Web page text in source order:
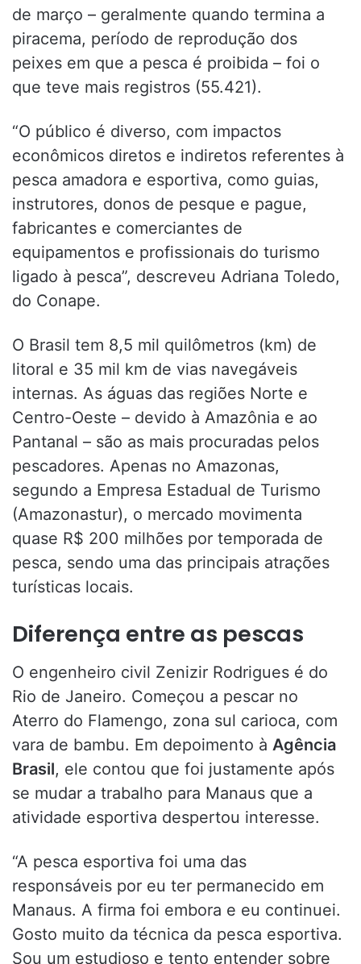
de março – geralmente quando termina a
piracema, período de reprodução dos
peixes em que a pesca é proibida – foi o
que teve mais registros (55.421).
“O público é diverso, com impactos
econômicos diretos e indiretos referentes à
pesca amadora e esportiva, como guias,
instrutores, donos de pesque e pague,
fabricantes e comerciantes de
equipamentos e profissionais do turismo
ligado à pesca”, descreveu Adriana Toledo,
do Conape.
O Brasil tem 8,5 mil quilômetros (km) de
litoral e 35 mil km de vias navegáveis
internas. As águas das regiões Norte e
Centro-Oeste – devido à Amazônia e ao
Pantanal – são as mais procuradas pelos
pescadores. Apenas no Amazonas,
segundo a Empresa Estadual de Turismo
(Amazonastur), o mercado movimenta
quase R$ 200 milhões por temporada de
pesca, sendo uma das principais atrações
turísticas locais.
Diferença entre as pescas
O engenheiro civil Zenizir Rodrigues é do
Rio de Janeiro. Começou a pescar no
Aterro do Flamengo, zona sul carioca, com
vara de bambu. Em depoimento à Agência
Brasil, ele contou que foi justamente após
se mudar a trabalho para Manaus que a
atividade esportiva despertou interesse.
“A pesca esportiva foi uma das
responsáveis por eu ter permanecido em
Manaus. A firma foi embora e eu continuei.
Gosto muito da técnica da pesca esportiva.
Sou um estudioso e tento entender sobre